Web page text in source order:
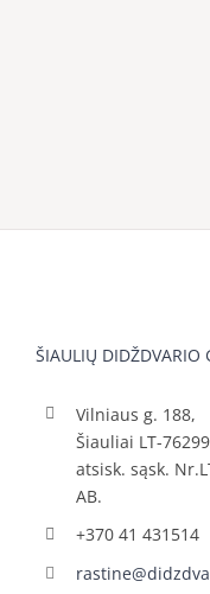
ŠIAULIŲ DIDŽDVARIO
Vilniaus g. 188,
Šiauliai LT-
atsisk. sąsk.
AB.
+370 41 431514